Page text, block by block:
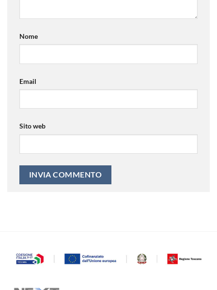
Nome
Email
Sito web